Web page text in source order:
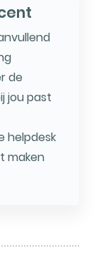
de
jou past
helpdesk
maken